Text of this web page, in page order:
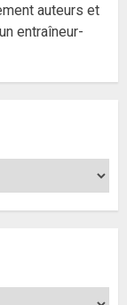
auteurs et
entraîneur-